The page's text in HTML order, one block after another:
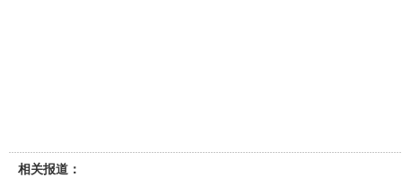
相关报道：